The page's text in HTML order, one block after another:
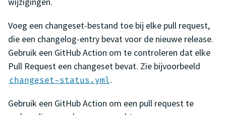
Voeg een changeset-bestand toe bij elke pull request,
die een changelog-entry bevat voor de nieuwe release.
Gebruik een GitHub Action om te controleren dat elke
Pull Request een changeset bevat. Zie bijvoorbeeld
changeset-status.yml.
Gebruik een GitHub Action om een pull request te